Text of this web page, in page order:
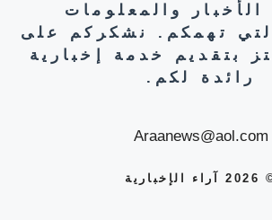
والمعلومات
تهمكم. نشكركم على
بتقديم خدمة إخبارية
رائدة لكم.
Araanews@aol.com
الإخبارية